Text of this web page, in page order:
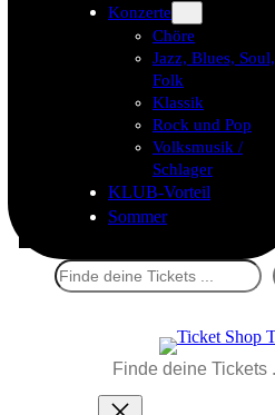
Konzerte
Chöre
Jazz, Blues, Soul,
Folk
Klassik
Rock und Pop
Volksmusik /
Schlager
KLUB-Vorteil
Sommer
Suchen
Suchen